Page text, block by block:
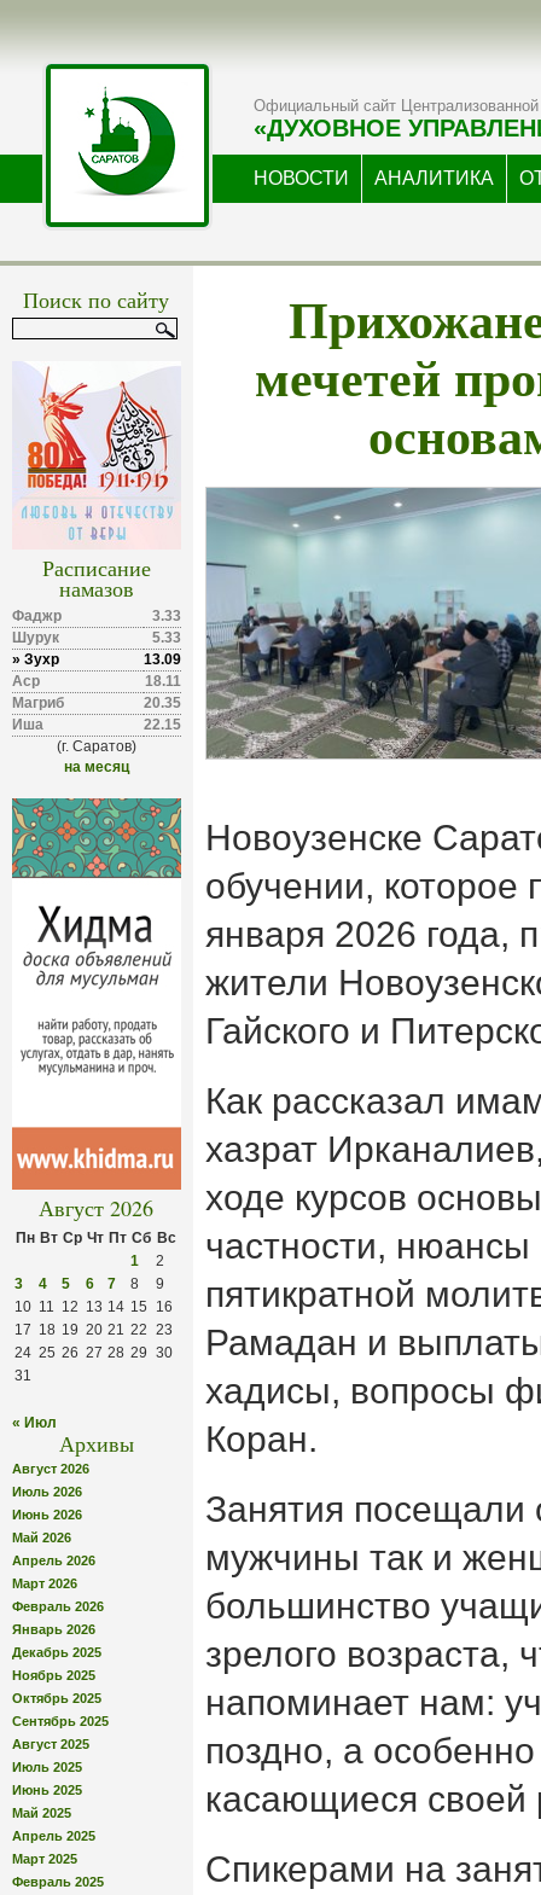
Официальный сайт Централизованной
«ДУХОВНОЕ
НОВОСТИ АНАЛИТИКА
Поиск по сайту
Расписание
намазов
Фаджр
3.33
Шурук
5.33
» Зухр
13.09
Аср
18.11
Магриб
20.35
Иша
22.15
(г. Саратов)
на месяц
Август 2026
Пн Вт Ср Чт Пт Сб Вс
1
2
3
4 5 6 7 8
9
10 11 12 13 14 15
16
17 18 19 20 21 22 23
24 25 26 27 28 29 30
31
« Июл
Архивы
Август 2026
Июль 2026
Июнь 2026
Май 2026
Апрель 2026
Март 2026
Февраль 2026
Январь 2026
Декабрь 2025
Ноябрь 2025
Октябрь 2025
Сентябрь 2025
Август 2025
Июль 2025
Июнь 2025
Май 2025
Апрель 2025
Март 2025
Февраль 2025
мечетей
Новоузенске
обучении, которое
января 2026 года,
жители
Гайского и
Как рассказал
хазрат
ходе курсов
частности,
пятикратной
Рамадан и
хадисы, вопросы
Коран.
Занятия посещали
мужчины так и
большинство
зрелого возраста,
напоминает нам:
поздно, а
касающиеся своей
Спикерами на